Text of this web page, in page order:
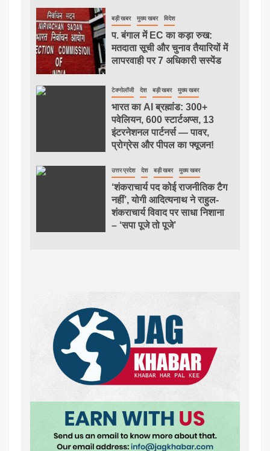
बड़ी खबर मुख्य खबर विदेश
प. बंगाल में EC का कड़ा रुख:
मतदाता सूची और चुनाव तैयारियों में
लापरवाही पर 7 अधिकारी सस्पेंड
टेक्नोलॉजी देश बड़ी खबर मुख्य खबर
भारत का AI ब्रह्मांड: 300+
पवेलियन, 600 स्टार्टअप्स, 13
इंटरनेशनल पार्टनर्स — पावर,
प्रोग्रेस और पीपल का फ्यूजन!
उत्तर प्रदेश देश बड़ी खबर मुख्य खबर
‘शंकराचार्य पद कोई राजनीतिक टैग
नहीं’, योगी आदित्यनाथ ने राहुल-
शंकराचार्य विवाद पर साधा निशाना
– ‘सपा पूजे तो पूजे’